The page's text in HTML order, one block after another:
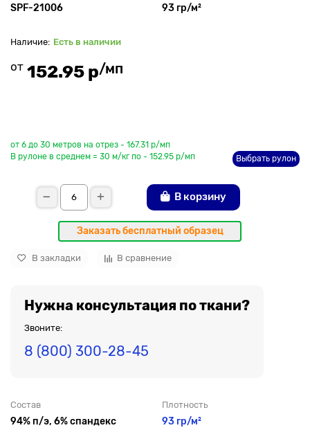
SPF-21006 93 гр/м²
Есть в наличии
от 152.95 р/мп
от 6 до 30 метров на отрез - 167.31 р/мп
В рулоне в среднем = 30 м/кг по - 152.95 р/мп
Выбрать рулон
В корзину
Заказать бесплатный образец
В закладки В сравнение
Нужна консультация по ткани?
Звоните:
8 (800) 300-28-45
Состав
94% п/э, 6% спандекс
Плотность
93 гр/м²